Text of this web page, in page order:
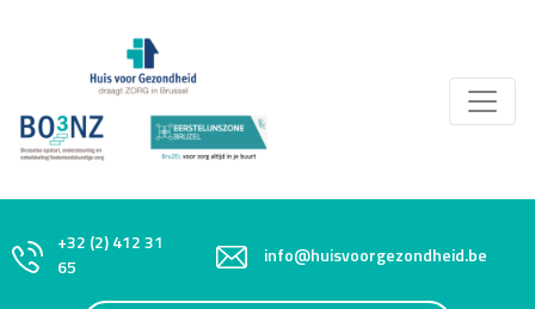
+32 (2) 412 31
65
info@huisvoorgezondheid.be